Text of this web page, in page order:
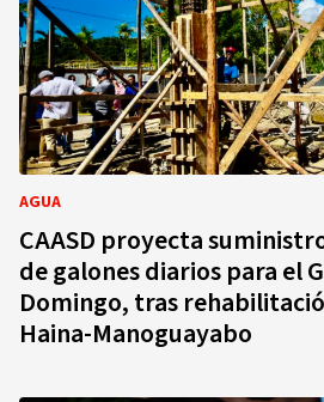
AGUA
CAASD proyecta
de galones diarios para el
Domingo, tras
Haina-Manoguayabo